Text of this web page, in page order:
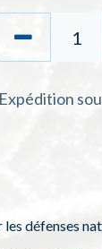
Expédition
défenses